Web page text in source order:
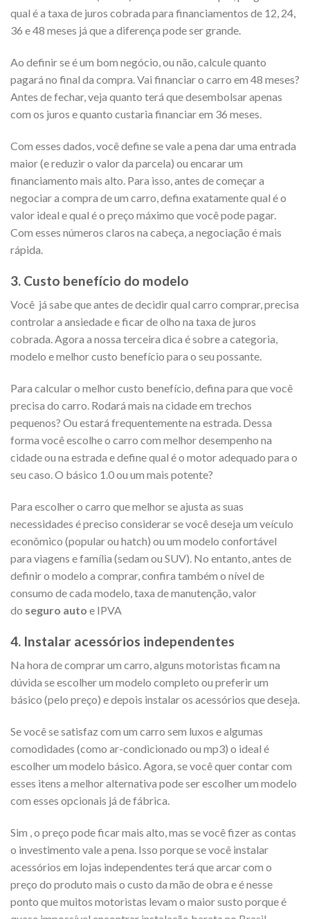
qual é a taxa de juros cobrada para financiamentos de 12, 24,
36 e 48 meses já que a diferença pode ser grande.
Ao definir se é um bom negócio, ou não, calcule quanto
pagará no final da compra. Vai financiar o carro em 48 meses?
Antes de fechar, veja quanto terá que desembolsar apenas
com os juros e quanto custaria financiar em 36 meses.
Com esses dados, você define se vale a pena dar uma entrada
maior (e reduzir o valor da parcela) ou encarar um
financiamento mais alto. Para isso, antes de começar a
negociar a compra de um carro, defina exatamente qual é o
valor ideal e qual é o preço máximo que você pode pagar.
Com esses números claros na cabeça, a negociação é mais
rápida.
3. Custo benefício do modelo
Você já sabe que antes de decidir qual carro comprar, precisa
controlar a ansiedade e ficar de olho na taxa de juros
cobrada. Agora a nossa terceira dica é sobre a categoria,
modelo e melhor custo benefício para o seu possante.
Para calcular o melhor custo benefício, defina para que você
precisa do carro. Rodará mais na cidade em trechos
pequenos? Ou estará frequentemente na estrada. Dessa
forma você escolhe o carro com melhor desempenho na
cidade ou na estrada e define qual é o motor adequado para o
seu caso. O básico 1.0 ou um mais potente?
Para escolher o carro que melhor se ajusta as suas
necessidades é preciso considerar se você deseja um veículo
econômico (popular ou hatch) ou um modelo confortável
para viagens e família (sedam ou SUV). No entanto, antes de
definir o modelo a comprar, confira também o nível de
consumo de cada modelo, taxa de manutenção, valor
do seguro auto e IPVA
4. Instalar acessórios independentes
Na hora de comprar um carro, alguns motoristas ficam na
dúvida se escolher um modelo completo ou preferir um
básico (pelo preço) e depois instalar os acessórios que deseja.
Se você se satisfaz com um carro sem luxos e algumas
comodidades (como ar-condicionado ou mp3) o ideal é
escolher um modelo básico. Agora, se você quer contar com
esses itens a melhor alternativa pode ser escolher um modelo
com esses opcionais já de fábrica.
Sim , o preço pode ficar mais alto, mas se você fizer as contas
o investimento vale a pena. Isso porque se você instalar
acessórios em lojas independentes terá que arcar com o
preço do produto mais o custo da mão de obra e é nesse
ponto que muitos motoristas levam o maior susto porque é